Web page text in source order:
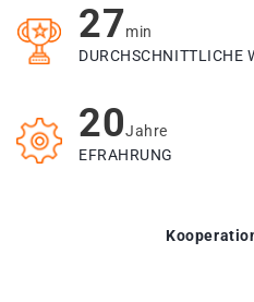
27min
DURCHSCHNITTLICHE
20Jahre
EFRAHRUNG